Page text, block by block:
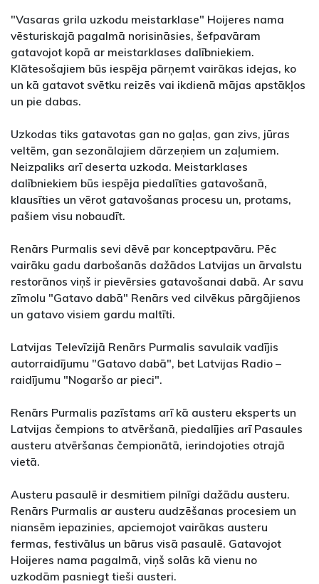
"Vasaras grila uzkodu meistarklase" Hoijeres nama
vēsturiskajā pagalmā norisināsies, šefpavāram
gatavojot kopā ar meistarklases dalībniekiem.
Klātesošajiem būs iespēja pārņemt vairākas idejas, ko
un kā gatavot svētku reizēs vai ikdienā mājas apstākļos
un pie dabas.
Uzkodas tiks gatavotas gan no gaļas, gan zivs, jūras
veltēm, gan sezonālajiem dārzeņiem un zaļumiem.
Neizpaliks arī deserta uzkoda. Meistarklases
dalībniekiem būs iespēja piedalīties gatavošanā,
klausīties un vērot gatavošanas procesu un, protams,
pašiem visu nobaudīt.
Renārs Purmalis sevi dēvē par konceptpavāru. Pēc
vairāku gadu darbošanās dažādos Latvijas un ārvalstu
restorānos viņš ir pievērsies gatavošanai dabā. Ar savu
zīmolu "Gatavo dabā" Renārs ved cilvēkus pārgājienos
un gatavo visiem gardu maltīti.
Latvijas Televīzijā Renārs Purmalis savulaik vadījis
autorraidījumu "Gatavo dabā", bet Latvijas Radio –
raidījumu "Nogaršo ar pieci".
Renārs Purmalis pazīstams arī kā austeru eksperts un
Latvijas čempions to atvēršanā, piedalījies arī Pasaules
austeru atvēršanas čempionātā, ierindojoties otrajā
vietā.
Austeru pasaulē ir desmitiem pilnīgi dažādu austeru.
Renārs Purmalis ar austeru audzēšanas procesiem un
niansēm iepazinies, apciemojot vairākas austeru
fermas, festivālus un bārus visā pasaulē. Gatavojot
Hoijeres nama pagalmā, viņš solās kā vienu no
uzkodām pasniegt tieši austeri.